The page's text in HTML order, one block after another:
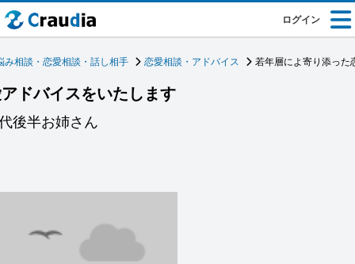
ログイン
み相談・恋愛相談・話し相手 恋愛相談・アドバイス 若年層によ寄り添った
ドバイスをいたします
後半お姉さん